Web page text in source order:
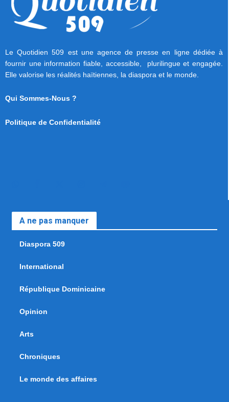
Le Quotidien 509 est une agence de presse en ligne dédiée à
fournir une information fiable, accessible, plurilingue et engagée.
Elle valorise les réalités haïtiennes, la diaspora et le monde.
Qui Sommes-Nous ?
Politique de Confidentialité
A ne pas manquer
Diaspora 509
International
République Dominicaine
Opinion
Arts
Chroniques
Le monde des affaires